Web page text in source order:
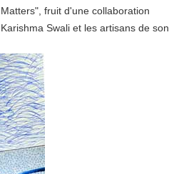
fruit d'une collaboration
Swali et les artisans de son